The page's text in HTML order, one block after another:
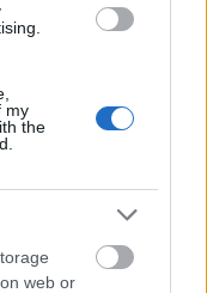
my
the
web or